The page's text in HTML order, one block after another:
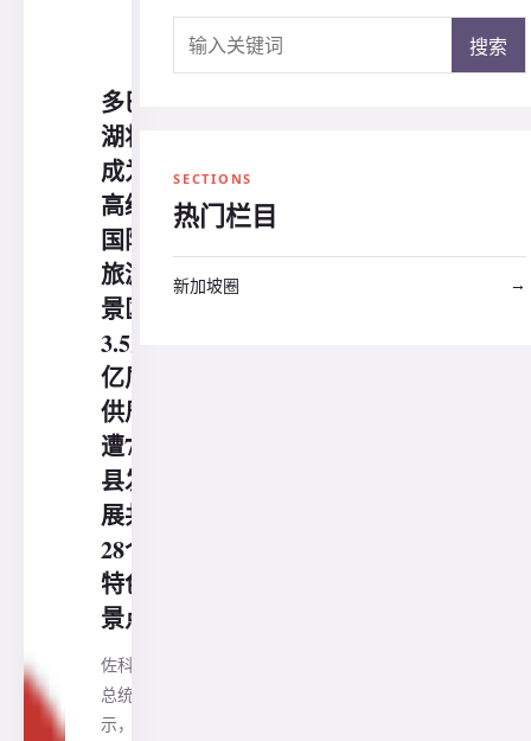
多巴
湖将
成为
高级
国际
旅游
景区
3.5万
亿盾
供周
遭7
县发
展共
28个
特色
景点
佐科维
总统表
示，印
搜索关键词
搜索
SECTIONS
热门栏目
新加坡圈 →